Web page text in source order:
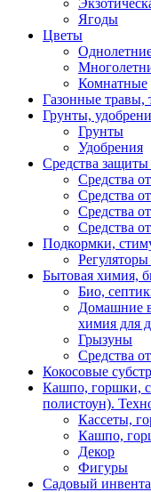
Ягоды
Цветы
Комнатные
Газонные травы,
Грунты,
Грунты
Удобрения
Средства защиты
Средства
Средства
Средства
Средства
Подкормки,
Бытовая химия,
Био,
Домашние
химия для
Грызуны
Средства
Кокосовые
Кашпо, горшки,
полистоун).
Кассеты,
Кашпо,
Декор
Фигуры
Садовый